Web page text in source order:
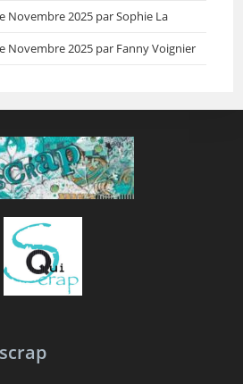
Novembre 2025 par Sophie La
Novembre 2025 par Fanny Voignier